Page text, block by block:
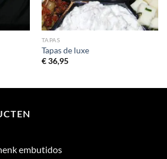
TAPAS
Tapas de luxe
€36,95
embutidos